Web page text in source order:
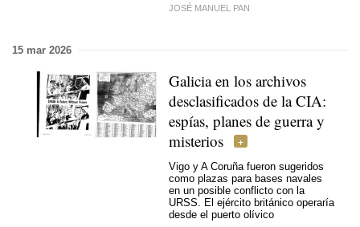
JOSÉ MANUEL PAN
15 mar 2026
Galicia en los archivos
desclasificados de la CIA:
espías, planes de guerra y
misterios
Vigo y A Coruña fueron sugeridos
como plazas para bases navales
en un posible conflicto con la
URSS. El ejército británico operaría
desde el puerto olívico